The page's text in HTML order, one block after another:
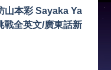
山本彩 Sayaka Ya
戰全英文/廣東話新